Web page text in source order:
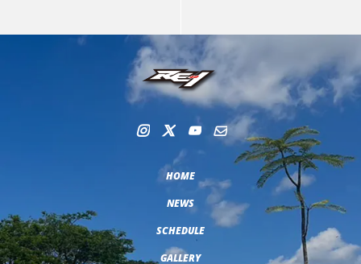
HOME
NEWS
SCHEDULE
GALLERY